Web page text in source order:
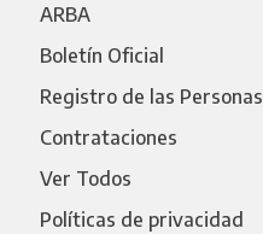
ARBA
Boletín Oficial
Registro de las Personas
Contrataciones
Ver Todos
Políticas de privacidad